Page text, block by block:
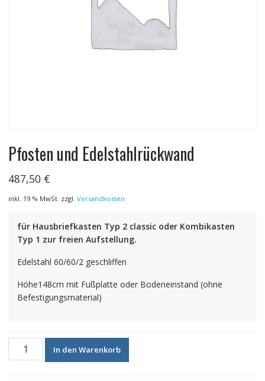
Pfosten und Edelstahlrückwand
487,50 €
inkl. 19 % MwSt. zzgl. Versandkosten
für Hausbriefkasten Typ 2 classic oder Kombikasten
Typ 1 zur freien Aufstellung.
Edelstahl 60/60/2 geschliffen
Höhe148cm mit Fußplatte oder Bodeneinstand (ohne
Befestigungsmaterial)
Pfosten
In den Warenkorb